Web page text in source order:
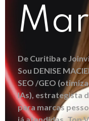
De Curitiba e
Sou DENISE
SEO /GEO
IAs), estrategista
para marcas